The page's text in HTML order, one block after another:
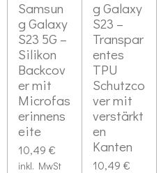
Samsun
g Galaxy
S23 5G –
Silikon
Backcov
er mit
Microfas
erinnens
eite
10,49 €
inkl. MwSt
g Galaxy
S23 –
Transpar
entes
TPU
Schutzco
ver mit
verstärkt
en
Kanten
10,49 €